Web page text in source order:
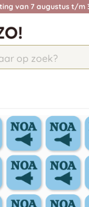
van 7 augustus t/m
24/7 met onze